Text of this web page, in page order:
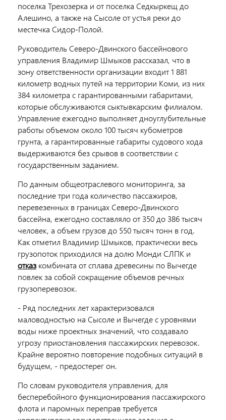
поселка Трехозерка и от поселка Седкыркещ до
Алешино, а также на Сысоле от устья реки до
местечка Сидор-Полой.
Руководитель Северо-Двинского бассейнового
управления Владимир Шмыков рассказал, что в
зону ответственности организации входит 1 881
километр водных путей на территории Коми, из них
384 километра с гарантированными габаритами,
которые обслуживаются сыктывкарским филиалом.
Управление ежегодно выполняет дноуглубительные
работы объемом около 100 тысяч кубометров
грунта, а гарантированные габариты судового хода
выдерживаются без срывов в соответствии с
государственным заданием.
По данным общеотраслевого мониторинга, за
последние три года количество пассажиров,
перевезенных в границах Северо-Двинского
бассейна, ежегодно составляло от 350 до 386 тысяч
человек, а объем грузов до 550 тысяч тонн в год.
Как отметил Владимир Шмыков, практически весь
грузопоток приходился на долю Монди СЛПК и
отказкомбината от сплава древесины по Вычегде
повлек за собой сокращение объемов речных
грузоперевозок.
- Ряд последних лет характеризовался
маловодностью на Сысоле и Вычегде с уровнями
воды ниже проектных значений, что создавало
угрозу приостановления пассажирских перевозок.
Крайне вероятно повторение подобных ситуаций в
будущем, - предостерег он.
По словам руководителя управления, для
бесперебойного функционирования пассажирского
флота и паромных переправ требуется